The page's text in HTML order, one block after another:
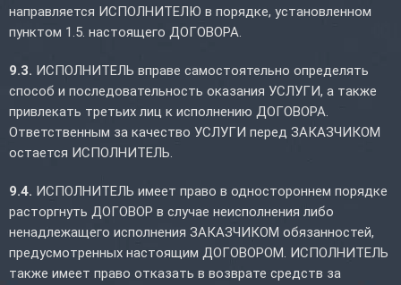
направляется ИСПОЛНИТЕЛЮ в порядке, установленном
пунктом 1.5. настоящего ДОГОВОРА.
9.3. ИСПОЛНИТЕЛЬ вправе самостоятельно определять
способ и последовательность оказания УСЛУГИ, а также
привлекать третьих лиц к исполнению ДОГОВОРА.
Ответственным за качество УСЛУГИ перед ЗАКАЗЧИКОМ
остается ИСПОЛНИТЕЛЬ.
9.4. ИСПОЛНИТЕЛЬ имеет право в одностороннем порядке
расторгнуть ДОГОВОР в случае неисполнения либо
ненадлежащего исполнения ЗАКАЗЧИКОМ обязанностей,
предусмотренных настоящим ДОГОВОРОМ. ИСПОЛНИТЕЛЬ
также имеет право отказать в возврате средств за